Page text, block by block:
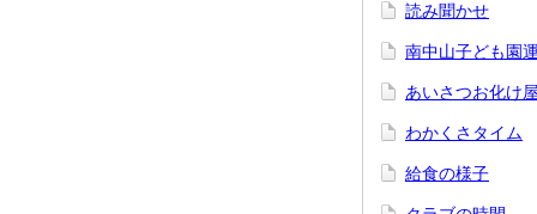
読み聞かせ
南中山子ども園
あいさつお化け
わかくさタイム
給食の様子